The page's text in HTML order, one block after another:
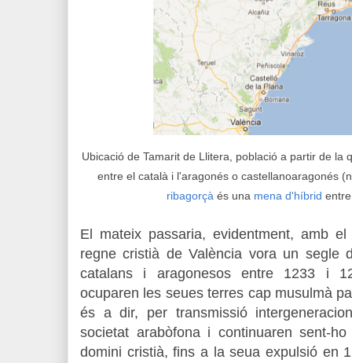
Ubicació de Tamarit de Llitera, població a partir de la
entre el català i l'aragonés o castellanoaragonés
ribagorçà és una mena d'híbrid
El mateix passaria, evidentment, amb
regne cristià de València vora un segle
catalans i aragonesos entre 1233 i
ocuparen les seues terres cap musulmà
és a dir, per transmissió
societat arabòfona i continuaren sent-
domini cristià, fins a la seua expulsió en